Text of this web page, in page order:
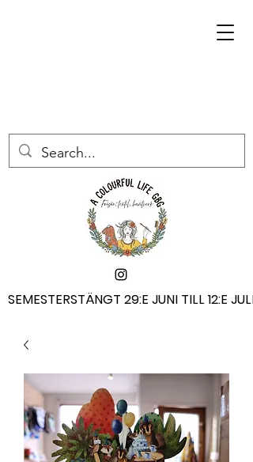
SEMESTERSTÄNGT 29:E JUNI TILL 12:E JULI
SEMESTERSTÄNGT 29:E JUNI TILL 12:E JULI